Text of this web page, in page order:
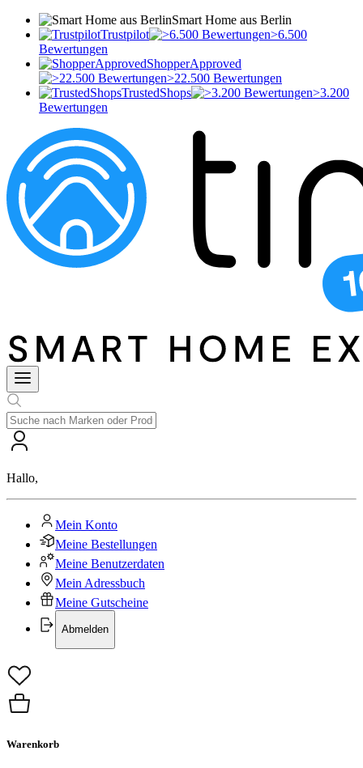
Smart Home aus Berlin
Trustpilot
>6.500
Bewertungen
ShopperApproved
>22.500 Bewertungen
TrustedShops
>3.200
Bewertungen
Hallo,
Mein Konto
Meine Bestellungen
Meine Benutzerdaten
Mein Adressbuch
Meine Gutscheine
Abmelden
Warenkorb